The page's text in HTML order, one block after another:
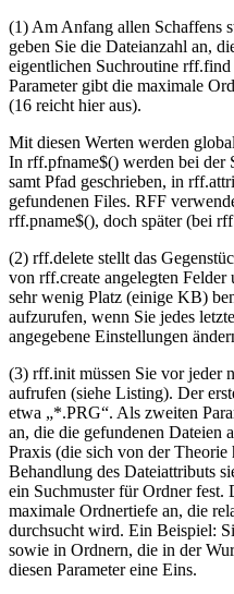
(1) Am Anfang allen Schaffens
geben Sie die Dateianzahl an,
eigentlichen Suchroutine
Parameter gibt die maximale
(16 reicht hier aus).
Mit diesen Werten werden
In rff.pfname$() werden bei der
samt Pfad geschrieben, in
gefundenen Files. RFF
rff.pname$(), doch später (bei
(2) rff.delete stellt das
von rff.create angelegten
sehr wenig Platz (einige KB)
aufzurufen, wenn Sie jedes
angegebene Einstellungen
(3) rff.init müssen Sie vor jeder
aufrufen (siehe Listing). Der
etwa „*.PRG“. Als zweiten
an, die die gefundenen Dateien
Praxis (die sich von der
Behandlung des Dateiattributs
ein Suchmuster für Ordner fest.
maximale Ordnertiefe an, die
durchsucht wird. Ein Beispiel:
sowie in Ordnern, die in der
diesen Parameter eine Eins.